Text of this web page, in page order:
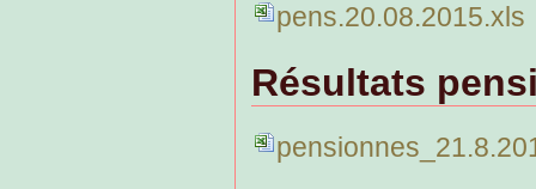
pens.20.08.2015.xls
Résultats